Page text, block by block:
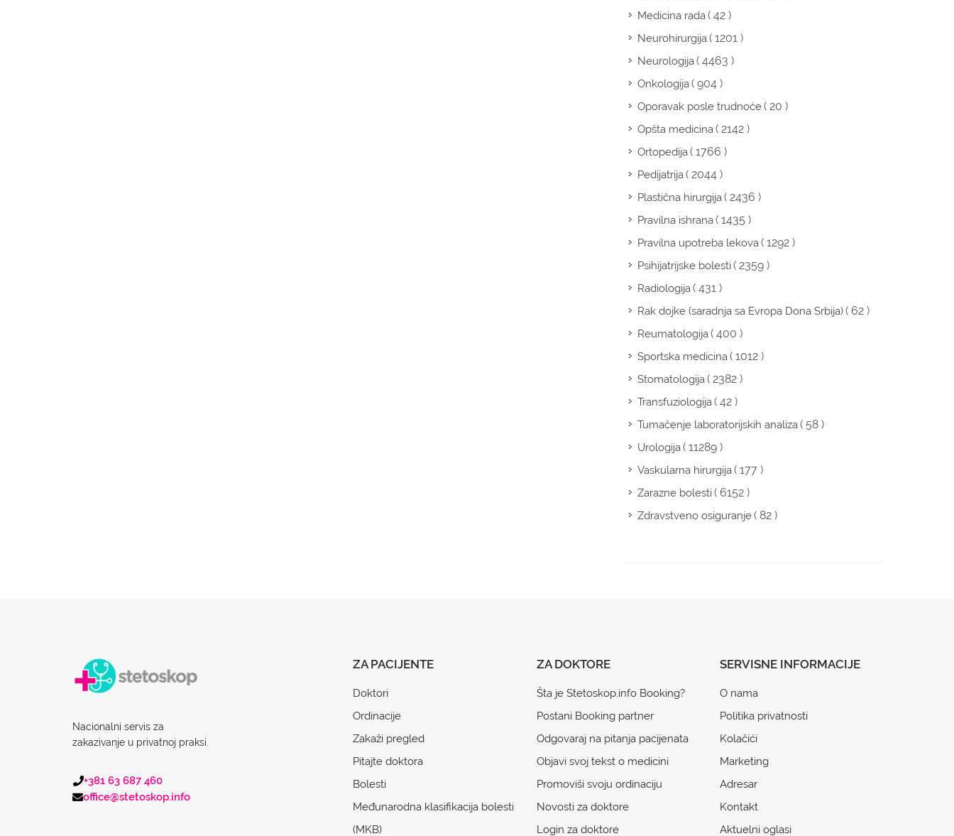
Medicina rada( 42 )
Neurohirurgija( 1201 )
Neurologija( 4463 )
Onkologija( 904 )
Oporavak posle trudnoće( 20 )
Opšta medicina( 2142 )
Ortopedija( 1766 )
Pedijatrija( 2044 )
Plastična hirurgija( 2436 )
Pravilna ishrana( 1435 )
Pravilna upotreba lekova( 1292 )
Psihijatrijske bolesti( 2359 )
Radiologija( 431 )
Rak dojke (saradnja sa Evropa Dona Srbija)( 62 )
Reumatologija( 400 )
Sportska medicina( 1012 )
Stomatologija( 2382 )
Transfuziologija( 42 )
Tumačenje laboratorijskih analiza( 58 )
Urologija( 11289 )
Vaskularna hirurgija( 177 )
Zarazne bolesti( 6152 )
Zdravstveno osiguranje( 82 )
Nacionalni servis za
zakazivanje u privatnoj praksi.
+381 63 687 460
office@stetoskop.info
ZA PACIJENTE
Doktori
Ordinacije
Zakaži pregled
Pitajte doktora
Bolesti
Međunarodna klasifikacija bolesti
(MKB)
ZA DOKTORE
Šta je Stetoskop.info Booking?
Postani Booking partner
Odgovaraj na pitanja pacijenata
Objavi svoj tekst o medicini
Promoviši svoju ordinaciju
Novosti za doktore
Login za doktore
SERVISNE INFORMACIJE
O nama
Politika privatnosti
Kolačići
Marketing
Adresar
Kontakt
Aktuelni oglasi